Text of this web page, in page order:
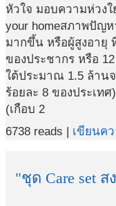
หัวใจ มอบความห่วงใ
your homeสภาพปัญ
มากขึ้น หรือผู้สูงอายุ
ของประชากร หรือ
ใต้ประมาณ 1.5 ล้าน
ร้อยละ 8 ของประเท
(เกือบ 2
6738 reads | เขียนค
"ชุด Care set ส